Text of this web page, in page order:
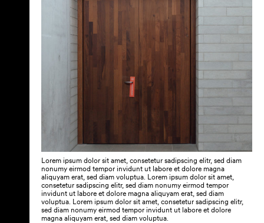
Lorem ipsum dolor sit amet, consetetur sadipscing elitr, sed diam
nonumy eirmod tempor invidunt ut labore et dolore magna
aliquyam erat, sed diam voluptua. Lorem ipsum dolor sit amet,
consetetur sadipscing elitr, sed diam nonumy eirmod tempor
invidunt ut labore et dolore magna aliquyam erat, sed diam
voluptua. Lorem ipsum dolor sit amet, consetetur sadipscing elitr,
sed diam nonumy eirmod tempor invidunt ut labore et dolore
magna aliquyam erat, sed diam voluptua.